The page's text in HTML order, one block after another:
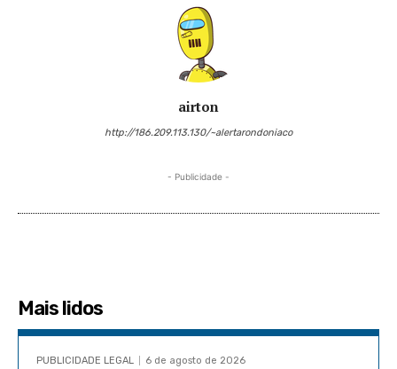
airton
http://186.209.113.130/~alertarondoniaco
- Publicidade -
Mais lidos
PUBLICIDADE LEGAL 6 de agosto de 2026